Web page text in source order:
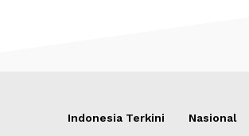
Indonesia Terkini Nasional